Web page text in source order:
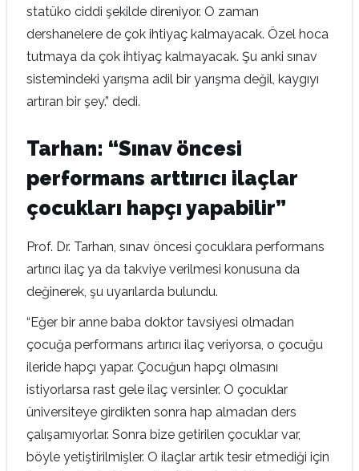
statüko ciddi şekilde direniyor. O zaman
dershanelere de çok ihtiyaç kalmayacak. Özel hoca
tutmaya da çok ihtiyaç kalmayacak. Şu anki sınav
sistemindeki yarışma adil bir yarışma değil, kaygıyı
artıran bir şey.” dedi.
Tarhan: “Sınav öncesi
performans arttırıcı ilaçlar
çocukları hapçı yapabilir”
Prof. Dr. Tarhan, sınav öncesi çocuklara performans
artırıcı ilaç ya da takviye verilmesi konusuna da
değinerek, şu uyarılarda bulundu.
“Eğer bir anne baba doktor tavsiyesi olmadan
çocuğa performans artırıcı ilaç veriyorsa, o çocuğu
ileride hapçı yapar. Çocuğun hapçı olmasını
istiyorlarsa rast gele ilaç versinler. O çocuklar
üniversiteye girdikten sonra hap almadan ders
çalışamıyorlar. Sonra bize getirilen çocuklar var,
böyle yetiştirilmişler. O ilaçlar artık tesir etmediği için